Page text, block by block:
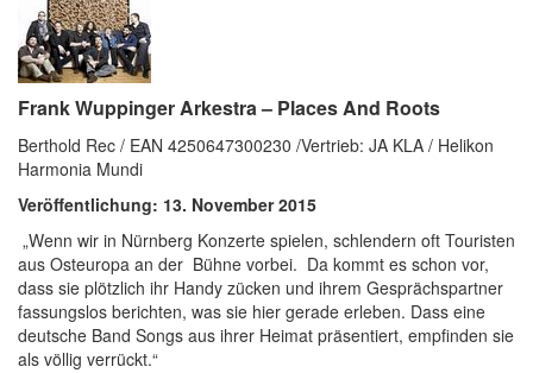
Frank Wuppinger Arkestra – Places And Roots
Berthold Rec / EAN 4250647300230 /Vertrieb: JA KLA / Helikon
Harmonia Mundi
Veröffentlichung: 13. November 2015
„Wenn wir in Nürnberg Konzerte spielen, schlendern oft Touristen
aus Osteuropa an der Bühne vorbei. Da kommt es schon vor,
dass sie plötzlich ihr Handy zücken und ihrem Gesprächspartner
fassungslos berichten, was sie hier gerade erleben. Dass eine
deutsche Band Songs aus ihrer Heimat präsentiert, empfinden sie
als völlig verrückt.“